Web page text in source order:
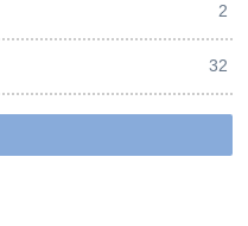
2
32